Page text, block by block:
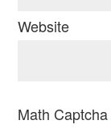
Website
Math Captcha